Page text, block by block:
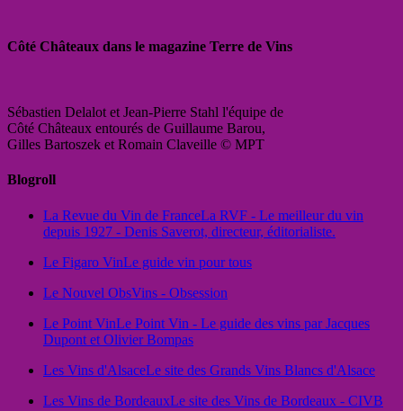
Côté Châteaux dans le magazine Terre de Vins
Sébastien Delalot et Jean-Pierre Stahl l'équipe de
Côté Châteaux entourés de Guillaume Barou,
Gilles Bartoszek et Romain Claveille © MPT
Blogroll
La Revue du Vin de FranceLa RVF - Le meilleur du vin
depuis 1927 - Denis Saverot, directeur, éditorialiste.
Le Figaro VinLe guide vin pour tous
Le Nouvel ObsVins - Obsession
Le Point VinLe Point Vin - Le guide des vins par Jacques
Dupont et Olivier Bompas
Les Vins d'AlsaceLe site des Grands Vins Blancs d'Alsace
Les Vins de BordeauxLe site des Vins de Bordeaux - CIVB